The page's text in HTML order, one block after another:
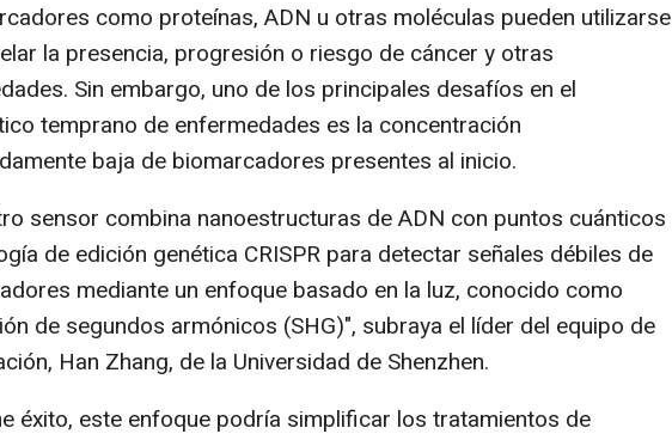
como proteínas, ADN u otras moléculas pueden utilizarse
la presencia, progresión o riesgo de cáncer y otras
Sin embargo, uno de los principales desafíos en el
temprano de enfermedades es la concentración
baja de biomarcadores presentes al inicio.
sensor combina nanoestructuras de ADN con puntos cuánticos
de edición genética CRISPR para detectar señales débiles de
mediante un enfoque basado en la luz, conocido como
de segundos armónicos (SHG)", subraya el líder del equipo de
Han Zhang, de la Universidad de Shenzhen.
éxito, este enfoque podría simplificar los tratamientos de